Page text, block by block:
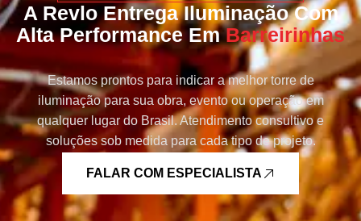
A Revlo Entrega Iluminação Com
Alta Performance EmBarreirinhas
Estamos prontos para indicar a melhor torre de
iluminação para sua obra, evento ou operação em
qualquer lugar do Brasil. Atendimento consultivo e
soluções sob medida para cada tipo de projeto.
FALAR COM ESPECIALISTA